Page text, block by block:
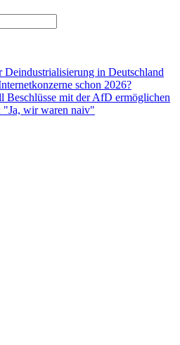
in Deutschland
schon 2026?
mit der AfD ermöglichen
"Ja, wir waren naiv"